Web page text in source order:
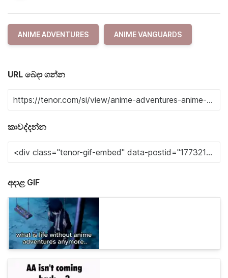
ANIME ADVENTURES ANIME VANGUARDS
URL බෙදා ගන්න
කාවද්දන්න
අදාළ GIF